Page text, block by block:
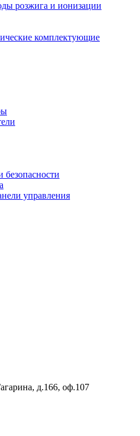
розжига и ионизации
комплектующие
безопасности
управления
д.166, оф.107